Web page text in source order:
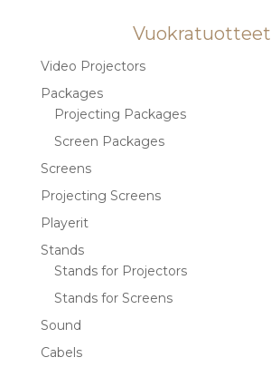
Vuokratuotteet
Video Projectors
Packages
Projecting Packages
Screen Packages
Screens
Projecting Screens
Playerit
Stands
Stands for Projectors
Stands for Screens
Sound
Cabels